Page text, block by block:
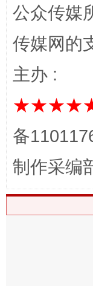
在谋
公众传媒
传媒网的
主办 :
备
制作采编